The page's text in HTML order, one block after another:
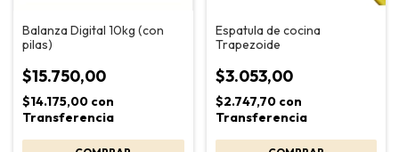
Balanza Digital 10kg (con
pilas)
$15.750,00
$14.175,00 con
Transferencia
Espatula de cocina
Trapezoide
$3.053,00
$2.747,70 con
Transferencia